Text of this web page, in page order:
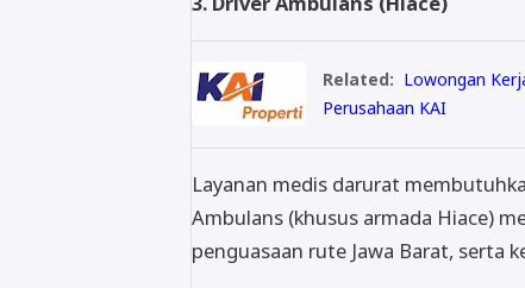
Related: Lowongan
Perusahaan KAI
Layanan medis darurat
Ambulans (khusus armada Hiace)
penguasaan rute Jawa Barat, serta